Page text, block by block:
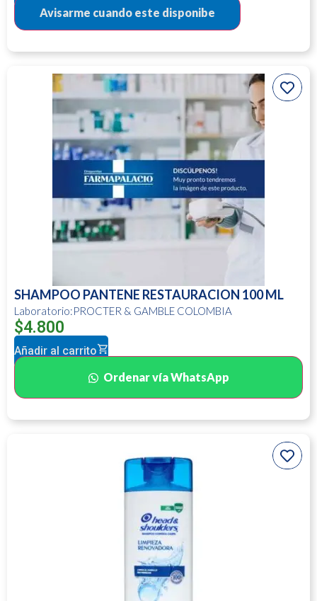
SHAMPOO PANTENE RESTAURACION 100 ML
Laboratorio:PROCTER & GAMBLE COLOMBIA
$4.800
Añadir al carrito
Ordenar vía WhatsApp